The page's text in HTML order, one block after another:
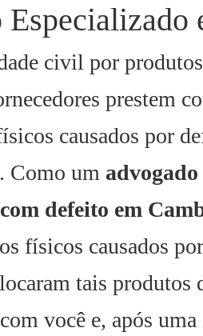
civil por
prestem
causados por
Como um
defeito em
físicos causados
tais
você e, após